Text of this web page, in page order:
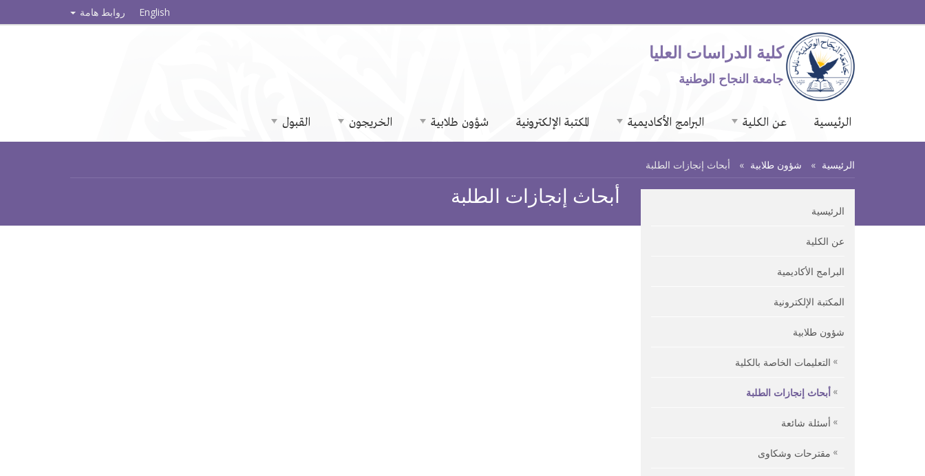
English روابط هامة
كلية الدراسات العليا
جامعة النجاح الوطنية
الرئيسية عن الكلية البرامج الأكاديمية المكتبة الإلكترونية شؤون طلابية الخريجون القبول
الرئيسية شؤون طلابية أبحاث إنجازات الطلبة
أبحاث إنجازات الطلبة
الرئيسية
عن الكلية
البرامج الأكاديمية
المكتبة الإلكترونية
شؤون طلابية
التعليمات الخاصة بالكلية
أبحاث إنجازات الطلبة
أسئلة شائعة
مقترحات وشكاوى